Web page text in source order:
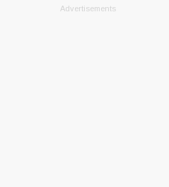
Advertisements